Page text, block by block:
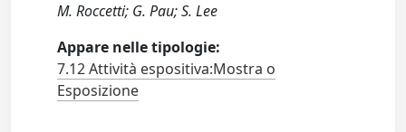
M. Roccetti; G. Pau; S. Lee
Appare nelle tipologie:
7.12 Attività espositiva:Mostra o
Esposizione